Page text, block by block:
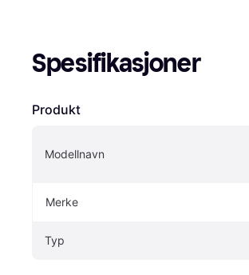
Spesifikasjoner
Produkt
Modellnavn
Merke
Typ